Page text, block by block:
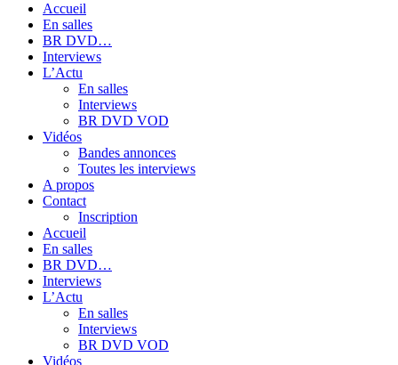
Accueil
En salles
BR DVD…
Interviews
L’Actu
En salles
Interviews
BR DVD VOD
Vidéos
Bandes annonces
Toutes les interviews
A propos
Contact
Inscription
Accueil
En salles
BR DVD…
Interviews
L’Actu
En salles
Interviews
BR DVD VOD
Vidéos